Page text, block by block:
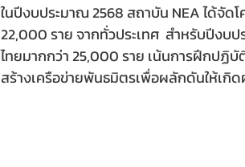
ในปีงบประมาณ 2568 สถาบัน NEA ได้จัด
22,000 ราย จากทั่วประเทศ  สำหรับปีงบ
ไทยมากกว่า 25,000 ราย เน้นการฝึกปฏิ
สร้างเครือข่ายพันธมิตรเพื่อผลักดันให้เกิ